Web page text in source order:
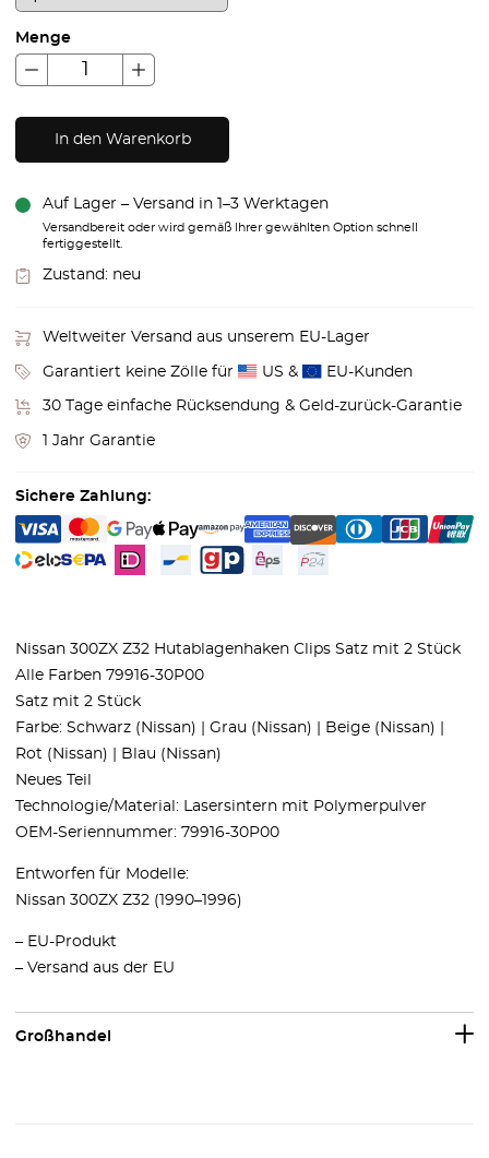
Menge
In den Warenkorb
Auf Lager – Versand in 1–3 Werktagen
Versandbereit oder wird gemäß Ihrer gewählten Option schnell
fertiggestellt.
Zustand: neu
Weltweiter Versand aus unserem EU-Lager
Garantiert keine Zölle für US & EU-Kunden
30 Tage einfache Rücksendung & Geld-zurück-Garantie
1 Jahr Garantie
Sichere Zahlung:
Nissan 300ZX Z32 Hutablagenhaken Clips Satz mit 2 Stück
Alle Farben 79916-30P00
Satz mit 2 Stück
Farbe: Schwarz (Nissan) | Grau (Nissan) | Beige (Nissan) |
Rot (Nissan) | Blau (Nissan)
Neues Teil
Technologie/Material: Lasersintern mit Polymerpulver
OEM-Seriennummer: 79916-30P00
Entworfen für Modelle:
Nissan 300ZX Z32 (1990–1996)
– EU-Produkt
– Versand aus der EU
Großhandel